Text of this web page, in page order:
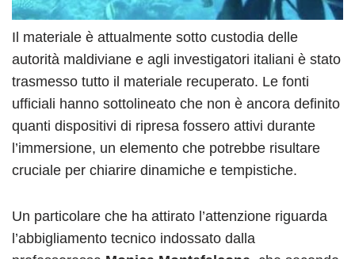
Il materiale è attualmente sotto custodia delle
autorità maldiviane e agli investigatori italiani è stato
trasmesso tutto il materiale recuperato. Le fonti
ufficiali hanno sottolineato che non è ancora definito
quanti dispositivi di ripresa fossero attivi durante
l’immersione, un elemento che potrebbe risultare
cruciale per chiarire dinamiche e tempistiche.
Un particolare che ha attirato l’attenzione riguarda
l’abbigliamento tecnico indossato dalla